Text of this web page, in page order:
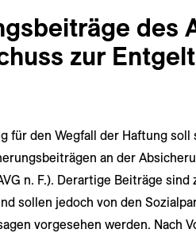
des
zur
für den Wegfall der Haftung
an der
n. F.). Derartige Beiträge
sollen jedoch von den
vorgesehen werden. Nach